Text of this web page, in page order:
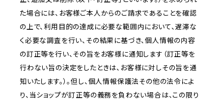
た場合には、お客様ご本人からのご請求であることを確認
の上で、利用目的の達成に必要な範囲内において、遅滞な
く必要な調査を行い、その結果に基づき、個人情報の内容
の訂正等を行い、その旨をお客様に通知します（訂正等を
行わない旨の決定をしたときは、お客様に対しその旨を通
知いたします。）。但し、個人情報保護法その他の法令によ
り、当ショップが訂正等の義務を負わない場合は、この限り